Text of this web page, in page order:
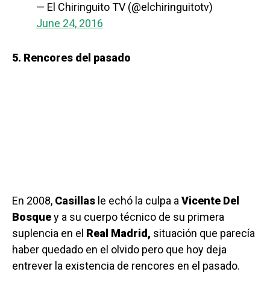
— El Chiringuito TV (@elchiringuitotv)
June 24, 2016
5. Rencores del pasado
En 2008, Casillas le echó la culpa a Vicente Del
Bosquey a su cuerpo técnico de su primera
suplencia en el Real Madrid, situación que parecía
haber quedado en el olvido pero que hoy deja
entrever la existencia de rencores en el pasado.